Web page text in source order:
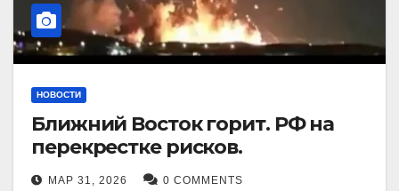
НОВОСТИ
Ближний Восток горит. РФ на
перекрестке рисков.
МАР 31, 2026 0 COMMENTS